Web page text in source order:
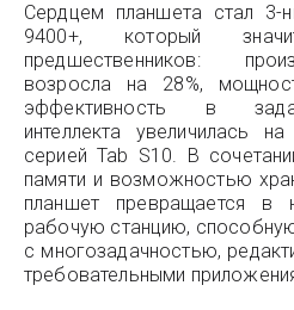
Сердцем планшета стал 3-
9400+, который
предшественников:
возросла на 28%,
эффективность в
интеллекта увеличилась
серией Tab S10. В
памяти и возможностью
планшет превращается в
рабочую станцию,
с многозадачностью,
требовательными